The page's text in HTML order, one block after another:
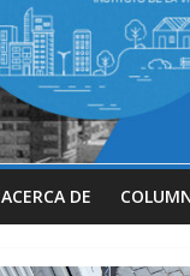
ACERCA DE